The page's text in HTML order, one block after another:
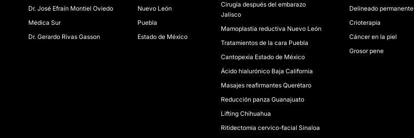
Dr. José Efraín Montiel Oviedo
Médica Sur
​Dr. Gerardo Rivas Gasson
Nuevo León
Puebla
Estado de México
Cirugía después del embarazo
Jalisco
Mamoplastia reductiva Nuevo León
Tratamientos de la cara Puebla
Cantopexia Estado de México
Ácido hialurónico Baja California
Masajes reafirmantes Querétaro
Reducción panza Guanajuato
Lifting Chihuahua
Ritidectomía cervico-facial Sinaloa
Delineado permanente
Crioterapia
Cáncer en la piel
Grosor pene